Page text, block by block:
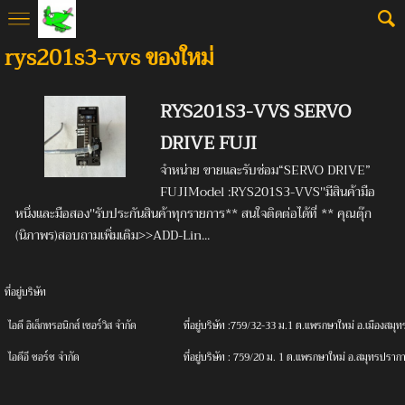
rys201s3-vvs ของใหม่
RYS201S3-VVS SERVO
DRIVE FUJI
จำหน่าย ขายและรับซ่อม“SERVO DRIVE”
FUJIModel :RYS201S3-VVS''มีสินค้ามือ
หนึ่งและมือสอง''รับประกันสินค้าทุกรายการ** สนใจติดต่อได้ที่ ** คุณตุ๊ก
(นิภาพร)สอบถามเพิ่มเติม>>ADD-Lin...
ที่อยู่บริษัท
ไอดีอิเล็กทรอนิกส์ เซอร์วิส จํากัด
ที่อยู่บริษัท :759/32-33 ม.1 ต.แพรกษาใหม่ อ.เมืองสมุ
ไอดีอีซอร์ซ จํากัด ที่อยู่บริษัท : 759/20 ม. 1 ต.แพรกษาใหม่ อ.สมุทรปรา